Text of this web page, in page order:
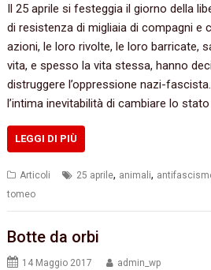
Il 25 aprile si festeggia il giorno della
di resistenza di migliaia di compagni e
azioni, le loro rivolte, le loro barricate,
vita, e spesso la vita stessa, hanno
distruggere l’oppressione nazi-
l’intima inevitabilità di cambiare lo stato
LEGGI DI PIÙ
Articoli 25 aprile, animali,
tomeo
Botte da orbi
14 Maggio 2017 admin_wp